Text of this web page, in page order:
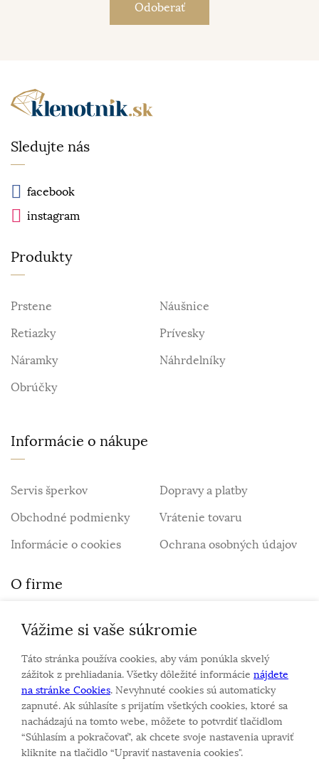
Sledujte nás
facebook
instagram
Produkty
Prstene
Náušnice
Retiazky
Prívesky
Náramky
Náhrdelníky
Obrúčky
Informácie o nákupe
Servis šperkov
Dopravy a platby
Obchodné podmienky
Vrátenie tovaru
Informácie o cookies
Ochrana osobných údajov
O firme
Personalizovaný šperk
O nás
Kontakt
Sme rodinná firma a zameriavame sa na predaj hodiniek
a šperkov od roku 1994.
Pozrite sa na naše ďaľšie web stránky.
Vážime si vaše súkromie
Táto stránka používa cookies, aby vám ponúkla skvelý
zážitok z prehliadania. Všetky dôležité informácie nájdete
na stránke Cookies. Nevyhnuté cookies sú automaticky
zapnuté. Ak súhlasíte s prijatím všetkých cookies, ktoré sa
nachádzajú na tomto webe, môžete to potvrdiť tlačidlom
“Súhlasím a pokračovať", ak chcete svoje nastavenia upraviť
kliknite na tlačidlo “Upraviť nastavenia cookies".